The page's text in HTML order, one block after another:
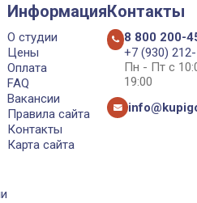
Информация
О студии
Цены
Оплата
FAQ
Вакансии
Правила сайта
Контакты
Карта сайта
Контакты
8 800 200-
+7 (930)
Пн - Пт с
19:00